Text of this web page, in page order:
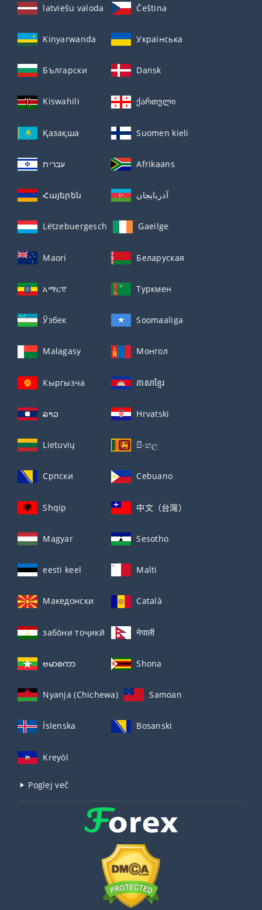
latviešu valoda Čeština
Kinyarwanda Українська
Български Dansk
Kiswahili ქართული
Қазақша Suomen kieli
עברית Afrikaans
Հայերեն آذربايجان
Lëtzebuergesch Gaeilge
Maori Беларуская
አማርኛ Туркмен
Ўзбек Soomaaliga
Malagasy Монгол
Кыргызча ភាសាខ្មែរ
ລາວ Hrvatski
Lietuvių සිංහල
Српски Cebuano
Shqip 中文（台灣）
Magyar Sesotho
eesti keel Malti
Македонски Català
забо́ни тоҷикӣ́ नेपाली
ဗမာစကာ Shona
Nyanja (Chichewa) Samoan
Íslenska Bosanski
Kreyòl
Poglej več